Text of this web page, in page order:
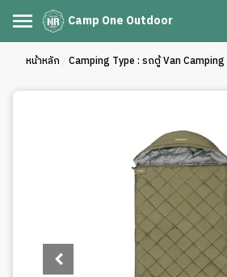
Camp One Outdoor
หน้าหลัก / Camping Type : รถตู้ Van Camping